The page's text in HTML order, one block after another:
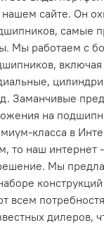
сайте. Он
самые
Мы работаем с
Заманчивые
на
класса в
то наш интернет
Мы
всем
дилеров,